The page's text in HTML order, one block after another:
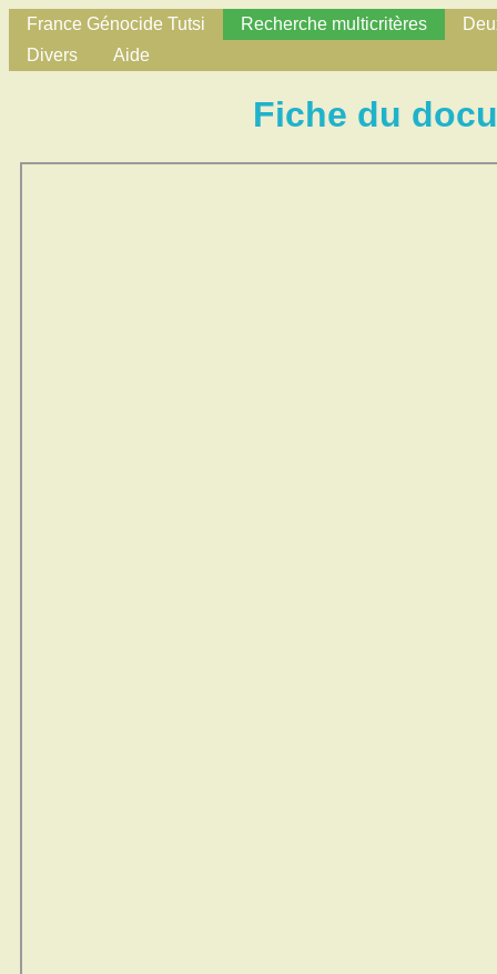
France Génocide Tutsi Recherche multicritères
Divers
Aide
Fiche du